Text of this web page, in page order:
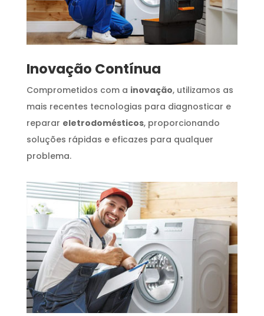
Inovação Contínua
Comprometidos com a inovação, utilizamos as
mais recentes tecnologias para diagnosticar e
reparar eletrodomésticos, proporcionando
soluções rápidas e eficazes para qualquer
problema.